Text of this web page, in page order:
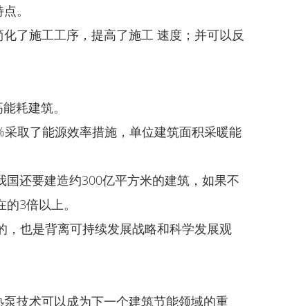
。
了施工工序，提高了施工 速度；并可以反
耗建筑。
取了能源效率措施，单位建筑面积采暖能
还要建造约300亿平方米的建筑，如果不
3倍以上。
，也是背离可持续发展战略和科学发展观
技术可以成为下一个建筑节能领域的重